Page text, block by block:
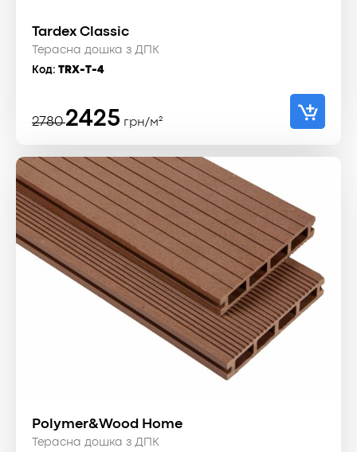
Tardex Classic
Терасна дошка з ДПК
Код: TRX-T-4
2780
Оригінальна
2780 ₴.
2425
Поточна
2425 ₴.
грн/м²
Polymer&Wood Home
Терасна дошка з ДПК